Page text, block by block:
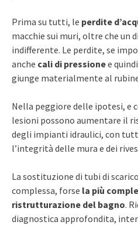
Prima su tutti, le perdite
macchie sui muri, oltre che un
indifferente. Le perdite, se
anche cali di pressionee
giunge materialmente al
Nella peggiore delle ipotesi, e
lesioni possono aumentare il
degli impianti idraulici, con
l’integrità delle mura e dei
La sostituzione di tubi di
complessa, forse la più
ristrutturazione del bagno.
diagnostica approfondita,